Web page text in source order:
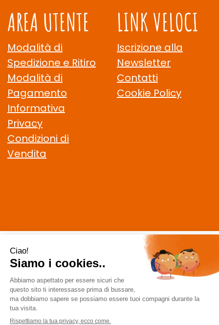
AREA UTENTE
Modalità di
Spedizione e Ritiro
Modalità di
Pagamento
Informativa
Privacy
Condizioni di
Vendita
LINK VELOCI
Iscrizione alla
Newsletter
Contatti
Cookie Policy
CELIACHIAMO.COM SRL
- VIA DELLA MAGLIANA, 183 00146
Roma (RM)
staff @ celiachiamo.com
| Tel.: 065506174| P.Iva:
10901621002 | Numero R.E.A.: 1212664